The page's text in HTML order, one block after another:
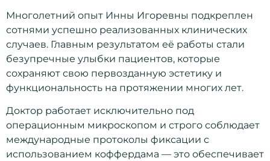
Многолетний опыт Инны Игоревны подкреплен
сотнями успешно реализованных клинических
случаев. Главным результатом её работы стали
безупречные улыбки пациентов, которые
сохраняют свою первозданную эстетику и
функциональность на протяжении многих лет.
Доктор работает исключительно под
операционным микроскопом и строго соблюдает
международные протоколы фиксации с
использованием коффердама — это обеспечивает